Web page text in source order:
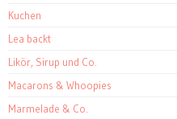
Kuchen
Lea backt
Likör, Sirup und Co.
Macarons & Whoopies
Marmelade & Co.